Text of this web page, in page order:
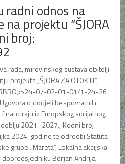
radni odnos na
projektu “ŠJORA
broj:
rada, mirovinskog sustava obitelji
projekta „ŠJORA ZA OTOK III”,
07-02-01-01/1-24-26
o dodjeli bespovratnih
iz Europskog socijalnog
2021.-2027., Kodni broj:
2024. godine te odredbi Statuta
grupe „Mareta“, Lokalna akcijska
dopredsjedniku Borjan Andrija